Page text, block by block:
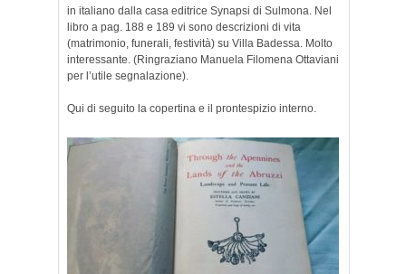
in italiano dalla casa editrice Synapsi di Sulmona. Nel
libro a pag. 188 e 189 vi sono descrizioni di vita
(matrimonio, funerali, festività) su Villa Badessa. Molto
interessante. (Ringraziano Manuela Filomena Ottaviani
per l’utile segnalazione).
Qui di seguito la copertina e il prontespizio interno.